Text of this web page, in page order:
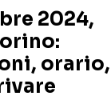
2024,
orario,